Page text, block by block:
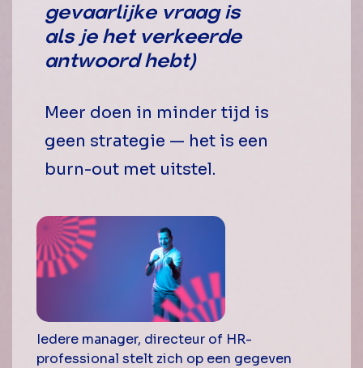
Iedere manager, directeur of HR-
professional stelt zich op een gegeven
gevaarlijke vraag is
als je het verkeerde
antwoord hebt)
Meer doen in minder tijd is
geen strategie — het is een
burn-out met uitstel.